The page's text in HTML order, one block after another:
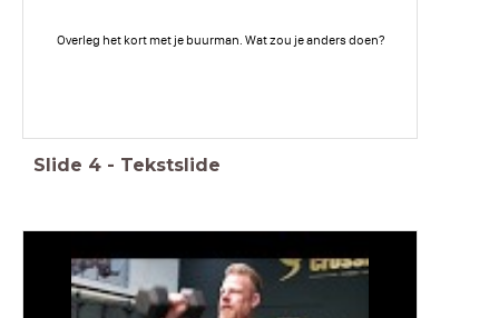
Overleg het kort met je buurman. Wat zou je anders doen?
Slide 4 - Tekstslide